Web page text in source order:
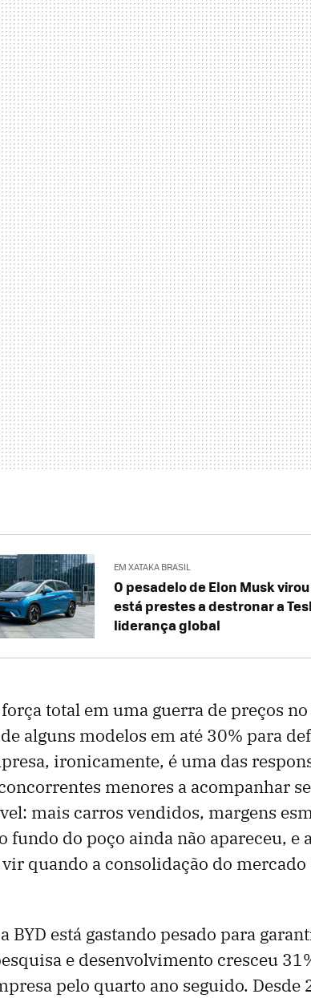
EM XATAKA BRASIL
O pesadelo de Elon Musk
está prestes a destronar a
liderança global
total em uma guerra de preços
alguns modelos em até 30% para
ironicamente, é uma das
menores a acompanhar
mais carros vendidos, margens
fundo do poço ainda não apareceu, e
quando a consolidação do
BYD está gastando pesado para
e desenvolvimento cresceu
pelo quarto ano seguido. Desde